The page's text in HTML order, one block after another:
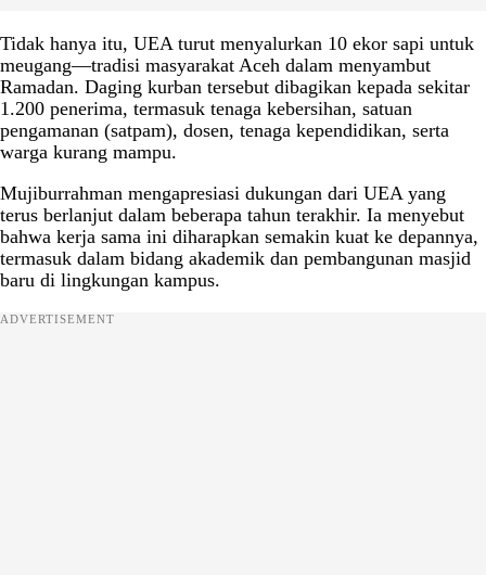
Tidak hanya itu, UEA turut menyalurkan 10 ekor sapi untuk
meugang—tradisi masyarakat Aceh dalam menyambut
Ramadan. Daging kurban tersebut dibagikan kepada sekitar
1.200 penerima, termasuk tenaga kebersihan, satuan
pengamanan (satpam), dosen, tenaga kependidikan, serta
warga kurang mampu.
Mujiburrahman mengapresiasi dukungan dari UEA yang
terus berlanjut dalam beberapa tahun terakhir. Ia menyebut
bahwa kerja sama ini diharapkan semakin kuat ke depannya,
termasuk dalam bidang akademik dan pembangunan masjid
baru di lingkungan kampus.
ADVERTISEMENT